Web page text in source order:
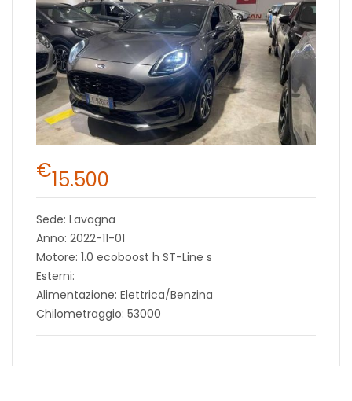
€15.500
Sede: Lavagna
Anno: 2022-11-01
Motore: 1.0 ecoboost h ST-Line s
Esterni:
Alimentazione: Elettrica/Benzina
Chilometraggio: 53000